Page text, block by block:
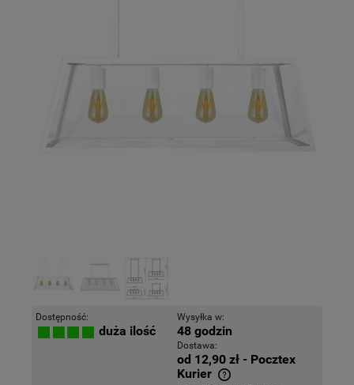
Dostępność:
duża ilość
Wysyłka w:
48 godzin
Dostawa:
od 12,90 zł - Pocztex
Kurier